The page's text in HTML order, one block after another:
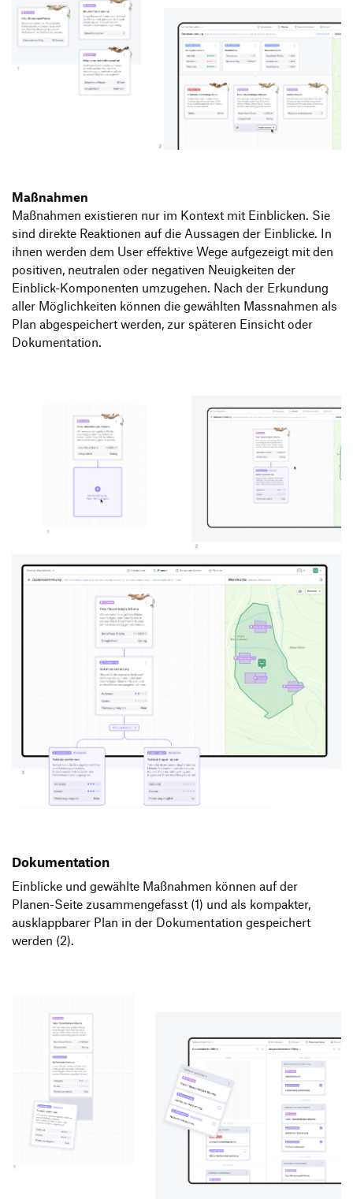
Maßnahmen
Maßnahmen existieren nur im Kontext mit Einblicken. Sie
sind direkte Reaktionen auf die Aussagen der Einblicke. In
ihnen werden dem User effektive Wege aufgezeigt mit den
positiven, neutralen oder negativen Neuigkeiten der
Einblick-Komponenten umzugehen. Nach der Erkundung
aller Möglichkeiten können die gewählten Massnahmen als
Plan abgespeichert werden, zur späteren Einsicht oder
Dokumentation.
Dokumentation
Einblicke und gewählte Maßnahmen können auf der
Planen-Seite zusammengefasst (1) und als kompakter,
ausklappbarer Plan in der Dokumentation gespeichert
werden (2).